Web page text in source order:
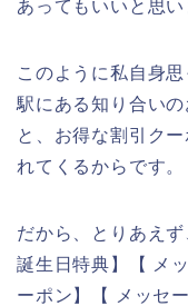
あってもいいと思い
このように私自身
駅にある知り合い
と、お得な割引ク
れてくるからです。
だから、とりあえ
誕生日特典】【 メ
ーポン】【 メッセ